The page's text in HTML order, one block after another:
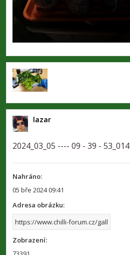
lazar
2024_03_05 ---- 09 - 39 - 53_014
Nahráno:
05 bře 2024 09:41
Adresa obrázku:
Zobrazení: